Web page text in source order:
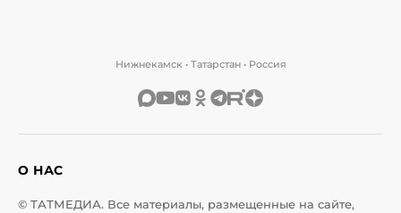
Нижнекамск • Татарстан • Россия
О НАС
© ТАТМЕДИА. Все материалы, размещенные на сайте,